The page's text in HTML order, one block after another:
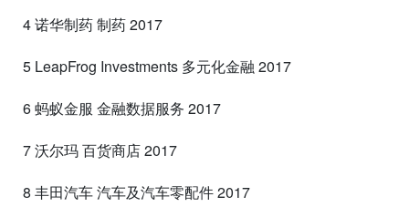
4 诺华制药 制药 2017
5 LeapFrog Investments 多元化金融 2017
6 蚂蚁金服 金融数据服务 2017
7 沃尔玛 百货商店 2017
8 丰田汽车 汽车及汽车零配件 2017